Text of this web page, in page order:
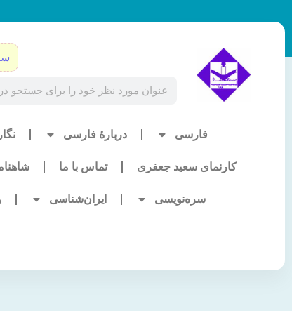
به
فارسی دربارۀ فارسی
کارنمای سعید جعفری تماس با ما
سره‌نویسی ایران‌شناسی